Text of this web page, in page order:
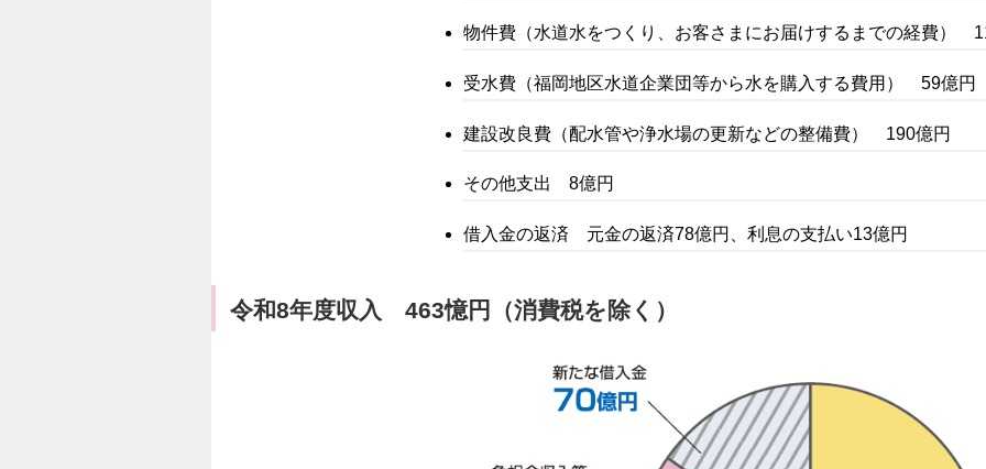
物件費（水道水をつくり、お客さまにお届けするまでの経費）
受水費（福岡地区水道企業団等から水を購入する費用） 59億円
建設改良費（配水管や浄水場の更新などの整備費） 190億円
その他支出 8億円
借入金の返済 元金の返済78億円、利息の支払い13億円
令和8年度収入 463憶円（消費税を除く）